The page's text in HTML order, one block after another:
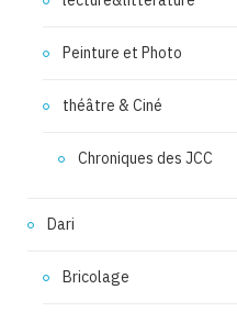
Peinture et Photo
théâtre & Ciné
Chroniques des JCC
Dari
Bricolage